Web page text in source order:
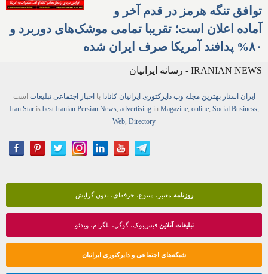
توافق تنگه هرمز در قدم آخر و
آماده اعلان است؛ تقریبا تمامی موشک‌های دوربرد و
۸۰% پدافند آمریکا صرف ایران شده
IRANIAN NEWS - رسانه ایرانیان
ایران استار بهترین مجله وب دایرکتوری ایرانیان کانادا بااخبار اجتماعی تبلیغات است
Iran Staris best Iranian Persian News, advertisingin Magazine, online, Social Business,
Web Directory
روزنامه معتبر، متنوع، حرفه‌ای، بدون گرایش
تبلیغات آنلاینفیس‌بوک، گوگل، تلگرام، ویدئو
شبکه‌های اجتماعی و دایرکتوری ایرانیان